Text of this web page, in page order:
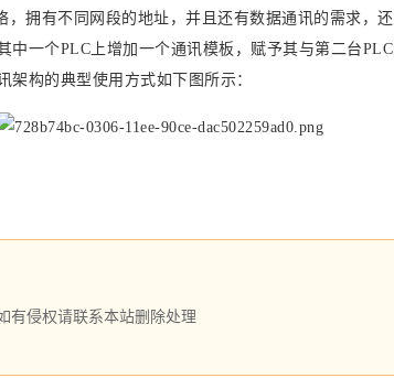
，拥有不同网段的地址，并且还有数据通讯的需求，
中一个PLC上增加一个通讯模板，赋予其与第二台
构的典型使用方式如下图所示：
有侵权请联系本站删除处理